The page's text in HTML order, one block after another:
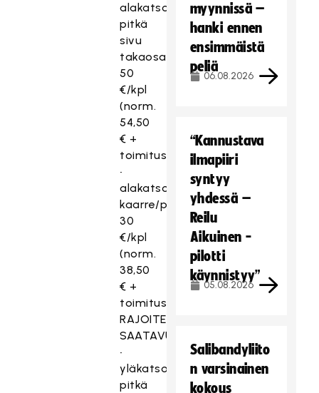
alakatsomo,
pitkä
sivu
takaosa
50
€/kpl
(norm.
54,50
€ +
toimitusmaksu)
•
alakatsomo
kaarre/pääty
30
€/kpl
(norm.
38,50
€ +
toimitusmaksu)
RAJOITETTU
SAATAVUUS
•
yläkatsomo
pitkä
myynnissä –
hanki ennen
ensimmäistä
peliä
06.08.2026
“Kannustava
ilmapiiri
syntyy
yhdessä –
Reilu
Aikuinen -
pilotti
käynnistyy”
05.08.2026
Salibandyliito
n varsinainen
kokous